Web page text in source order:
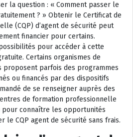
la question : « Comment passer le
? » Obtenir le Certificat de
(CQP) d’agent de sécurité peut
financier pour certains.
pour accéder à cette
Certains organismes de
proposent parfois des programmes
ou financés par des dispositifs
de se renseigner auprès des
de formation professionnelle
pour connaître les opportunités
le CQP agent de sécurité sans frais.